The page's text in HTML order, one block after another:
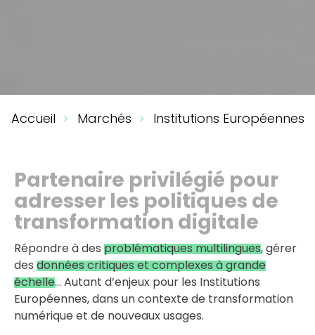
You
Accueil Marchés Institutions Européennes
Partenaire privilégié pour
adresser les politiques de
transformation digitale
Répondre à des problématiques multilingues, gérer
des données critiques et complexes à grande
échelle... Autant d’enjeux pour les Institutions
Européennes, dans un contexte de transformation
numérique et de nouveaux usages.